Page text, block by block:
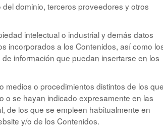
dominio, terceros proveedores y otros
intelectual o industrial y demás datos
incorporados a los Contenidos, así como
información que puedan insertarse en los
medios o procedimientos distintos de los
o se hayan indicado expresamente en las
de los que se empleen habitualmente en
y/o de los Contenidos.